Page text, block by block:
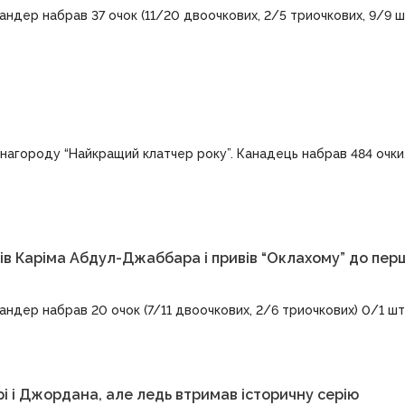
набрав 37 очок (11/20 двоочкових, 2/5 триочкових, 9/9
“Найкращий клатчер року”. Канадець набрав 484
Каріма Абдул-Джаббара і привів “Оклахому” до
набрав 20 очок (7/11 двоочкових, 2/6 триочкових) 0/1
Джордана, але ледь втримав історичну серію